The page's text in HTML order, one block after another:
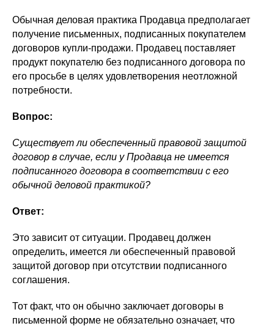
Обычная деловая практика Продавца предполагает
получение письменных, подписанных покупателем
договоров купли-продажи. Продавец поставляет
продукт покупателю без подписанного договора по
его просьбе в целях удовлетворения неотложной
потребности.
Вопрос:
Существует ли обеспеченный правовой защитой
договор в случае, если у Продавца не имеется
подписанного договора в соответствии с его
обычной деловой практикой?
Ответ:
Это зависит от ситуации. Продавец должен
определить, имеется ли обеспеченный правовой
защитой договор при отсутствии подписанного
соглашения.
Тот факт, что он обычно заключает договоры в
письменной форме не обязательно означает, что